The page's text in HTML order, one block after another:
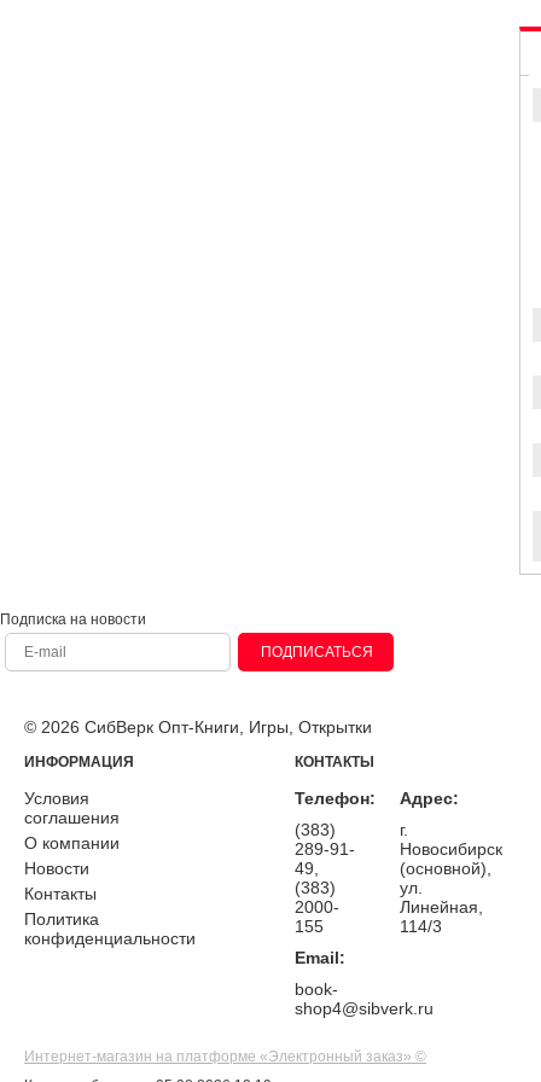
Подписка на новости
ПОДПИСАТЬСЯ
© 2026 СибВерк Опт-Книги, Игры, Открытки
ИНФОРМАЦИЯ
Условия
соглашения
О компании
Новости
Контакты
Политика
конфиденциальности
КОНТАКТЫ
Телефон:
(383)
289-91-
49,
(383)
2000-
155
Email:
book-
shop4@sibverk.ru
Адрес:
г.
Новосибирск
(основной),
ул.
Линейная,
114/3
Интернет-магазин на платформе «Электронный заказ» ©